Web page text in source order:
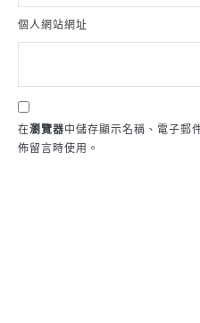
個人網站網址
在瀏覽器中儲存顯示名稱、電子郵
佈留言時使用。